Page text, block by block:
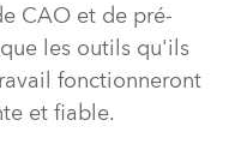
CAO et de pré-
les outils qu'ils
fonctionneront
et fiable.